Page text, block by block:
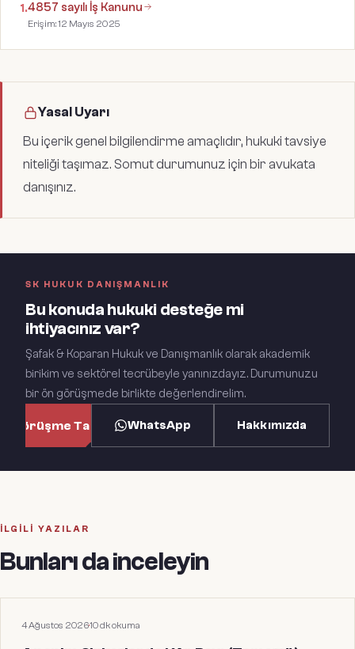
1.4857 sayılı İş Kanunu
Erişim:12 Mayıs 2025
Yasal Uyarı
Bu içerik genel bilgilendirme amaçlıdır, hukuki tavsiye
niteliği taşımaz. Somut durumunuz için bir avukata
danışınız.
SK HUKUK DANIŞMANLIK
Bu konuda hukuki desteğe mi
ihtiyacınız var?
Şafak & Koparan Hukuk ve Danışmanlık olarak akademik
birikim ve sektörel tecrübeyle yanınızdayız. Durumunuzu
bir ön görüşmede birlikte değerlendirelim.
Görüşme Talep Et WhatsApp Hakkımızda
İLGILI YAZILAR
Bunları da inceleyin
HUKUKI MAKALELER
4 Ağustos 2026·10dk okuma